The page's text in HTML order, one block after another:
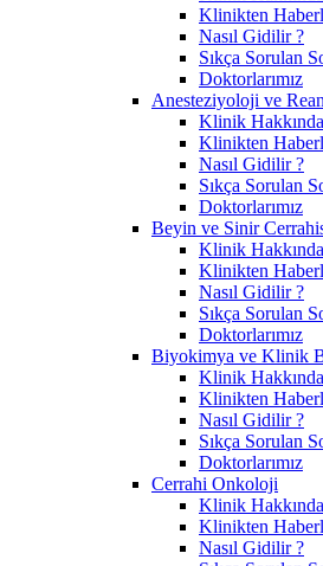
Klinikten
Nasıl Gidilir ?
Sıkça Sorulan
Doktorlarımız
Anesteziyoloji ve
Klinik Hakkında
Klinikten
Nasıl Gidilir ?
Sıkça Sorulan
Doktorlarımız
Beyin ve Sinir
Klinik Hakkında
Klinikten
Nasıl Gidilir ?
Sıkça Sorulan
Doktorlarımız
Biyokimya ve Klinik
Klinik Hakkında
Klinikten
Nasıl Gidilir ?
Sıkça Sorulan
Doktorlarımız
Cerrahi Onkoloji
Klinik Hakkında
Klinikten
Nasıl Gidilir ?